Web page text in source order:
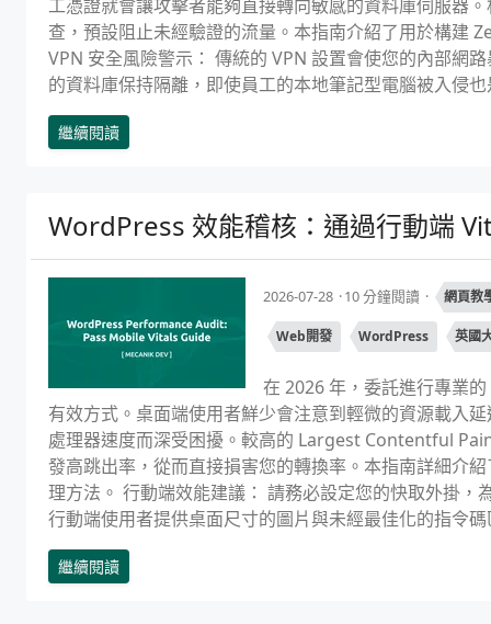
工憑證就會讓攻擊者能夠直接轉向敏感的資料庫伺服器
查，預設阻止未經驗證的流量。本指南介紹了用於構建
VPN 安全風險警示： 傳統的 VPN 設置會使您的內部網
的資料庫保持隔離，即使員工的本地筆記型電腦被入侵
繼續閱讀
WordPress 效能稽核：通過行動端
2026-07-28 10 分鐘閱讀 網頁教
Web開發 WordPress 英國
在 2026 年，委託進行專業
有效方式。桌面端使用者鮮少會注意到輕微的資源載入
處理器速度而深受困擾。較高的 Largest Contentful
發高跳出率，從而直接損害您的轉換率。本指南詳細介
理方法。 行動端效能建議： 請務必設定您的快取外掛
行動端使用者提供桌面尺寸的圖片與未經最佳化的指令
繼續閱讀